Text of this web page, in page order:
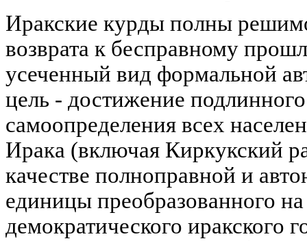
Иракские курды полны
возврата к бесправному
усеченный вид формальной
цель - достижение
самоопределения всех
Ирака (включая Киркукский
качестве полноправной и
единицы преобразованного
демократического иракского